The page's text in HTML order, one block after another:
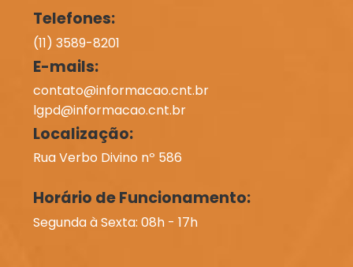
Telefones:
(11) 3589-8201
E-mails:
contato@informacao.cnt.br
lgpd@informacao.cnt.br
Localização:
Rua Verbo Divino nº 586
Horário de Funcionamento:
Segunda à Sexta: 08h - 17h